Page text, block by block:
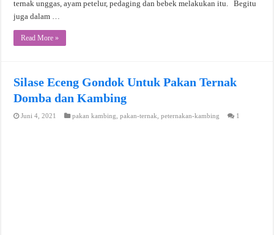
ternak unggas, ayam petelur, pedaging dan bebek melakukan itu. Begitu
juga dalam …
Read More »
Silase Eceng Gondok Untuk Pakan Ternak
Domba dan Kambing
Juni 4, 2021 pakan kambing ,pakan-ternak ,peternakan-kambing 1